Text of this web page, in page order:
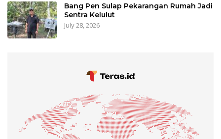
Bang Pen Sulap Pekarangan Rumah Jadi
Sentra Kelulut
July 28, 2026